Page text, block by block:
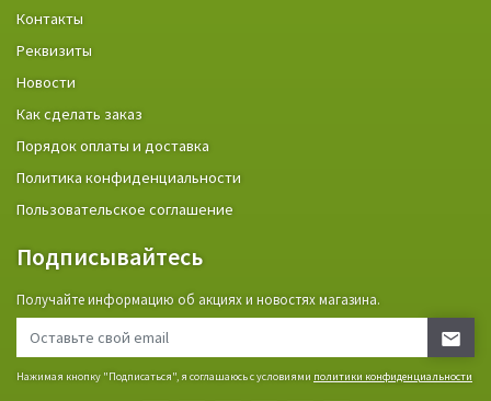
Контакты
Реквизиты
Новости
Как сделать заказ
Порядок оплаты и доставка
Политика конфиденциальности
Пользовательское соглашение
Подписывайтесь
Получайте информацию об акциях и новостях магазина.
Нажимая кнопку "Подписаться", я соглашаюсь с условиями политики конфиденциальности